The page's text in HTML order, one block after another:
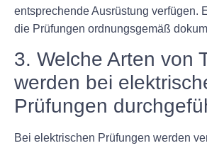
entsprechende Ausrüstung verfügen.
die Prüfungen ordnungsgemäß
3. Welche Arten von
werden bei
Prüfungen
Bei elektrischen Prüfungen werden